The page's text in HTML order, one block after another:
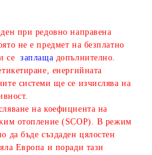
при редовно направена
не е предмет на безплатно
се заплаща допълнително.
енергийната
системи ще се изчислява на
на коефициента на
отопление (SCOP). В режим
да бъде създаден цялостен
Европа и поради тази